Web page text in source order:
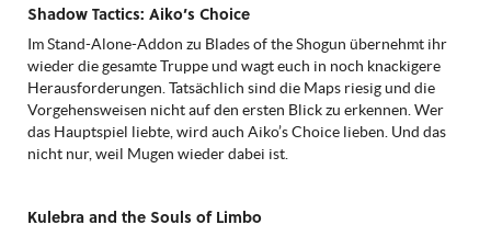
Shadow Tactics: Aiko’s Choice
Im Stand-Alone-Addon zu Blades of the Shogun übernehmt ihr
wieder die gesamte Truppe und wagt euch in noch knackigere
Herausforderungen. Tatsächlich sind die Maps riesig und die
Vorgehensweisen nicht auf den ersten Blick zu erkennen. Wer
das Hauptspiel liebte, wird auch Aiko’s Choice lieben. Und das
nicht nur, weil Mugen wieder dabei ist.
Kulebra and the Souls of Limbo